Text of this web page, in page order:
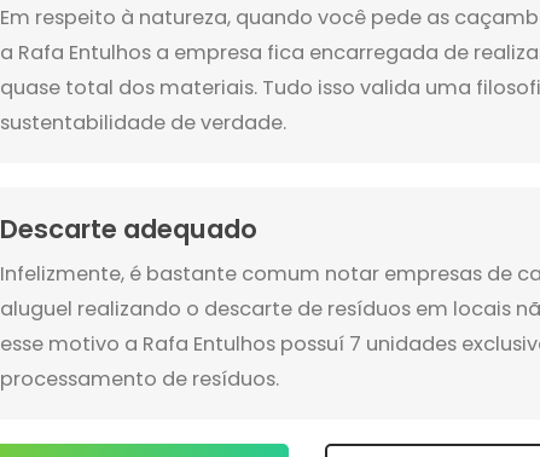
Em respeito à natureza, quando você pede as
a Rafa Entulhos a empresa fica encarregada de
quase total dos materiais. Tudo isso valida uma
sustentabilidade de verdade.
Descarte adequado
Infelizmente, é bastante comum notar empresas de
aluguel realizando o descarte de resíduos em locais
esse motivo a Rafa Entulhos possuí 7 unidades
processamento de resíduos.